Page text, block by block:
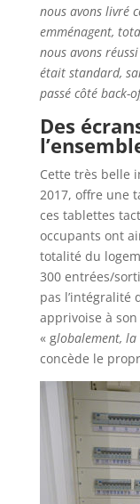
nous avons livré
emménagent,
nous avons
était standard,
passé côté back-
Des
Cette très belle
2017, offre une
ces tablettes
occupants ont
totalité du
300 entrées/
pas l’intégralité
apprivoise à
« globalement,
concède le